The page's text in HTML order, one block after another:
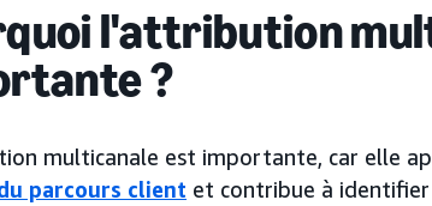
l'attribution
?
multicanale est importante, car elle
parcours client et contribue à identifier